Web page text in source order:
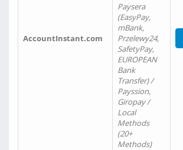
AccountInstant.com
Paysera
(EasyPay,
mBank,
Przelewy24,
SafetyPay,
EUROPEAN
Bank
Transfer) /
Payssion,
Giropay /
Local
Methods
(20+
Methods)